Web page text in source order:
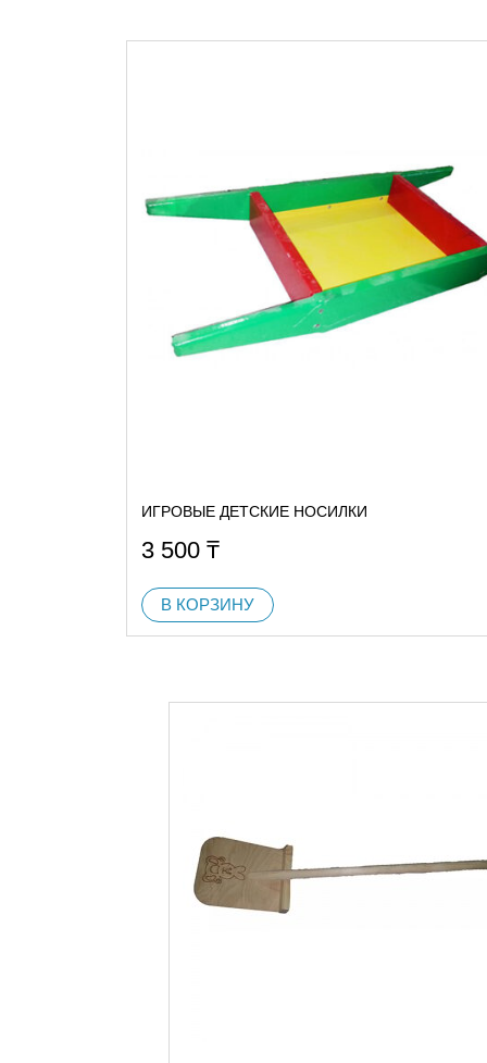
ИГРОВЫЕ ДЕТСКИЕ НОСИЛКИ
3 500 ₸
В КОРЗИНУ